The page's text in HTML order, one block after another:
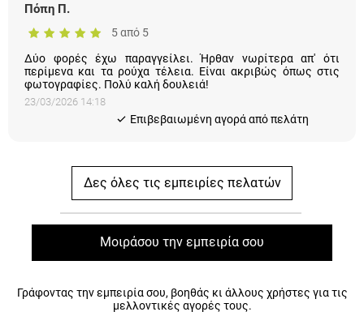
Πόπη Π.
5 από 5
Δύο φορές έχω παραγγείλει. Ήρθαν νωρίτερα απ' ότι
περίμενα και τα ρούχα τέλεια. Είναι ακριβώς όπως στις
φωτογραφίες. Πολύ καλή δουλειά!
23/03/2026 14:18
Eπιβεβαιωμένη αγορά από πελάτη
Δες όλες τις εμπειρίες πελατών
Μοιράσου την εμπειρία σου
Γράφοντας την εμπειρία σου, βοηθάς κι άλλους χρήστες για τις
μελλοντικές αγορές τους.